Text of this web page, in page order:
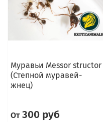
Муравьи Messor structor
(Степной муравей-
жнец)
От300 руб